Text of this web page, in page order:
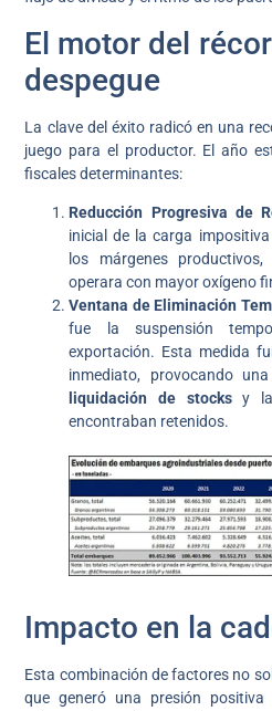
El motor del
despegue
La clave del éxito radicó en una
juego para el productor. El año
fiscales determinantes:
Reducción Progresiva de
inicial de la carga
los márgenes
operara con mayor oxígeno
Ventana de Eliminación
fue la suspensión
exportación. Esta medida
inmediato, provocando una
liquidación de stocksy la
encontraban retenidos.
Impacto en la
Esta combinación de factores no
que generó una presión